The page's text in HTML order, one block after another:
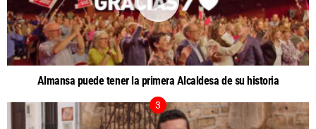
Almansa puede tener la primera Alcaldesa de su historia